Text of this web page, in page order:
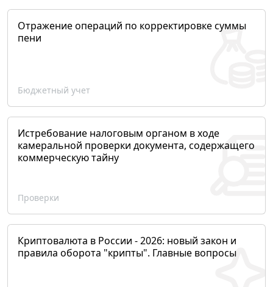
Отражение операций по корректировке суммы
пени
Бюджетный учет
Истребование налоговым органом в ходе
камеральной проверки документа, содержащего
коммерческую тайну
Проверки
Криптовалюта в России - 2026: новый закон и
правила оборота "крипты". Главные вопросы